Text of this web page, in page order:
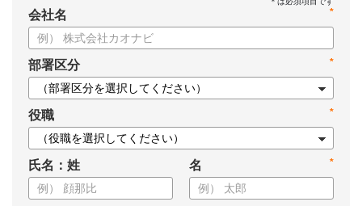
*
会社名
*
部署区分
*
役職
氏名：姓 *
名